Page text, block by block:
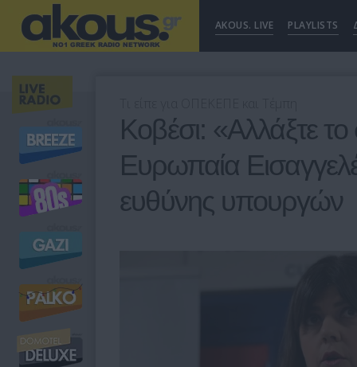
AKOUS. LIVE PLAYLISTS
Κοβέσι: «Αλλάξτε
Ευρωπαία
ευθύνης υπουργών